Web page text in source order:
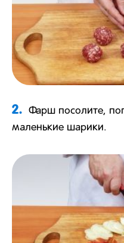
2.
Фарш посолите,
маленькие шарики.